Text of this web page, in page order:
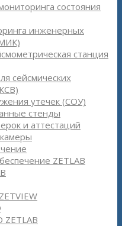
состояния
инженерных
станция
сейсмических
утечек (СОУ)
стенды
и аттестаций
ZETLAB